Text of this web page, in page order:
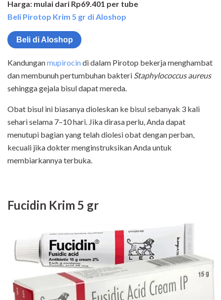
Harga: mulai dari Rp69.401 per tube
Beli Pirotop Krim 5 gr di Aloshop
Beli di Aloshop
Kandunganmupirocindi dalam Pirotop bekerja menghambat
dan membunuh pertumbuhan bakteri Staphylococcus aureus
sehingga gejala bisul dapat mereda.
Obat bisul ini biasanya dioleskan ke bisul sebanyak 3 kali
sehari selama 7–10 hari. Jika dirasa perlu, Anda dapat
menutupi bagian yang telah diolesi obat dengan perban,
kecuali jika dokter menginstruksikan Anda untuk
membiarkannya terbuka.
Fucidin Krim 5 gr